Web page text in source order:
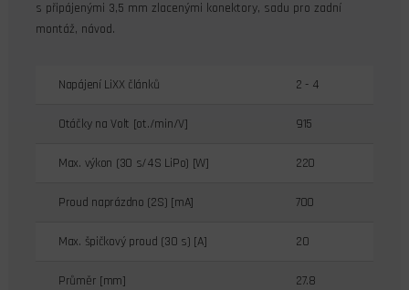
s připájenými 3,5 mm zlacenými konektory, sadu pro zadní
montáž, návod.
Napájení LiXX článků 2 - 4
Otáčky na Volt [ot./min/V] 915
Max. výkon (30 s/4S LiPo) [W] 220
Proud naprázdno (2S) [mA] 700
Max. špičkový proud (30 s) [A] 20
Průměr [mm] 27.8